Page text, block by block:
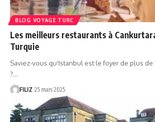
BLOG VOYAGE TURC
Les meilleurs restaurants à
Turquie
Saviez-vous qu'Istanbul est le foyer de plus de
?…
FILIZ 25 mars 2025